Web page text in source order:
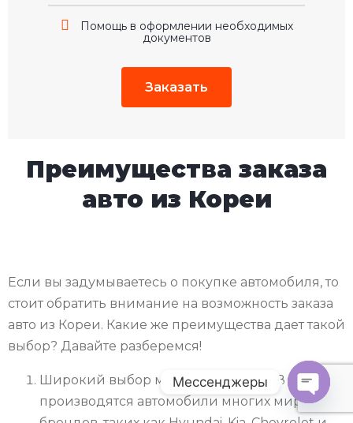
Помощь в оформлении необходимых
документов
Заказать
Преимущества заказа
авто из Кореи
Если вы задумываетесь о покупке автомобиля, то
стоит обратить внимание на возможность заказа
авто из Кореи. Какие же преимущества дает такой
выбор? Давайте разберемся!
Широкий выбор марок и моделей В Корее
производятся автомобили многих мировых
Мессенджеры
O